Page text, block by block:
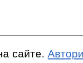
сайте.